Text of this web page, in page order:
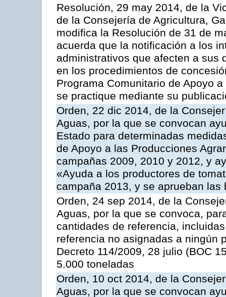
Resolución, 29 may 2014, de la
de la Consejería de Agricultura,
modifica la Resolución de 31 de
acuerda que la notificación a los
administrativos que afecten a sus
en los procedimientos de
Programa Comunitario de Apoyo
se practique mediante su
Orden, 22 dic 2014, de la
Aguas, por la que se convocan
Estado para determinadas
de Apoyo a las Producciones
campañas 2009, 2010 y 2012, y
«Ayuda a los productores de
campaña 2013, y se aprueban
Orden, 24 sep 2014, de la
Aguas, por la que se convoca,
cantidades de referencia,
referencia no asignadas a ningún
Decreto 114/2009, 28 julio (BOC
5.000 toneladas
Orden, 10 oct 2014, de la
Aguas, por la que se convocan